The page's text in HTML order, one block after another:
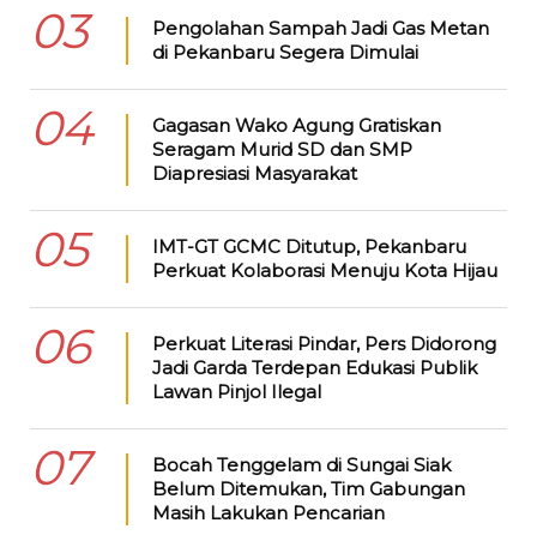
03
Pengolahan Sampah Jadi Gas Metan
di Pekanbaru Segera Dimulai
04
Gagasan Wako Agung Gratiskan
Seragam Murid SD dan SMP
Diapresiasi Masyarakat
05
IMT-GT GCMC Ditutup, Pekanbaru
Perkuat Kolaborasi Menuju Kota Hijau
06
Perkuat Literasi Pindar, Pers Didorong
Jadi Garda Terdepan Edukasi Publik
Lawan Pinjol Ilegal
07
Bocah Tenggelam di Sungai Siak
Belum Ditemukan, Tim Gabungan
Masih Lakukan Pencarian